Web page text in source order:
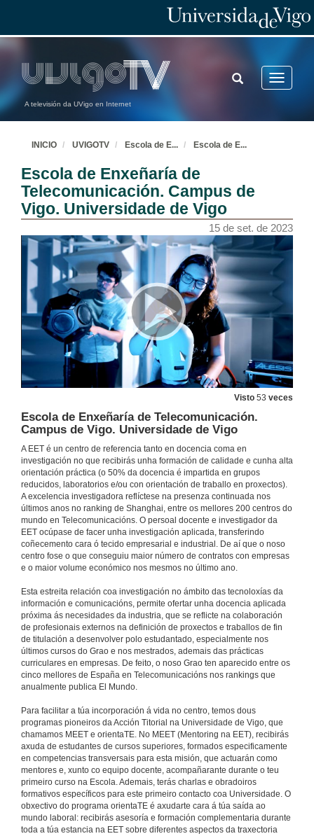
A televisión da UVigo en Internet
Toggle
TOGGLE
SEARCH
INICIO UVIGOTV Escola de E... Escola de E...
Escola de Enxeñaría de
Telecomunicación. Campus de
Vigo. Universidade de Vigo
15 de set. de 2023
Visto 53 veces
Escola de Enxeñaría de Telecomunicación.
Campus de Vigo. Universidade de Vigo
A EET é un centro de referencia tanto en docencia coma en
investigación no que recibirás unha formación de calidade e cunha alta
orientación práctica (o 50% da docencia é impartida en grupos
reducidos, laboratorios e/ou con orientación de traballo en proxectos).
A excelencia investigadora reflíctese na presenza continuada nos
últimos anos no ranking de Shanghai, entre os mellores 200 centros do
mundo en Telecomunicacións. O persoal docente e investigador da
EET ocúpase de facer unha investigación aplicada, transferindo
coñecemento cara ó tecido empresarial e industrial. De aí que o noso
centro fose o que conseguiu maior número de contratos con empresas
e o maior volume económico nos mesmos no último ano.
Esta estreita relación coa investigación no ámbito das tecnoloxías da
información e comunicacións, permite ofertar unha docencia aplicada
próxima ás necesidades da industria, que se reflicte na colaboración
de profesionais externos na definición de proxectos e traballos de fin
de titulación a desenvolver polo estudantado, especialmente nos
últimos cursos do Grao e nos mestrados, ademais das prácticas
curriculares en empresas. De feito, o noso Grao ten aparecido entre os
cinco mellores de España en Telecomunicacións nos rankings que
anualmente publica El Mundo.
Para facilitar a túa incorporación á vida no centro, temos dous
programas pioneiros da Acción Titorial na Universidade de Vigo, que
chamamos MEET e orientaTE. No MEET (Mentoring na EET), recibirás
axuda de estudantes de cursos superiores, formados especificamente
en competencias transversais para esta misión, que actuarán como
mentores e, xunto co equipo docente, acompañarante durante o teu
primeiro curso na Escola. Ademais, terás charlas e obradoiros
formativos específicos para este primeiro contacto coa Universidade. O
obxectivo do programa orientaTE é axudarte cara á túa saída ao
mundo laboral: recibirás asesoría e formación complementaria durante
toda a túa estancia na EET sobre diferentes aspectos da traxectoria